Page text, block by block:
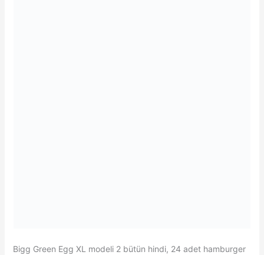
Bigg Green Egg XL modeli 2 bütün hindi, 24 adet hamburger